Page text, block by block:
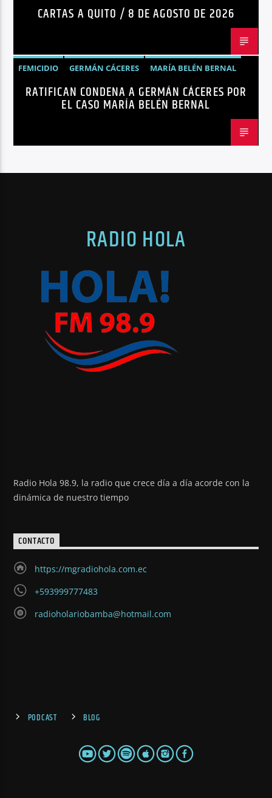
CARTAS A QUITO / 8 DE AGOSTO DE 2026
FEMICIDIO GERMÁN CÁCERES
MARÍA BELÉN BERNAL
NOTICIAS
SEGURIDAD
RATIFICAN CONDENA A GERMÁN CÁCERES POR
EL CASO MARÍA BELÉN BERNAL
RADIO HOLA
Radio Hola 98.9, la radio que crece día a día acorde con la
dinámica de nuestro tiempo
CONTACTO
https://mgradiohola.com.ec
+593999777483
radioholariobamba@hotmail.com
PODCAST BLOG